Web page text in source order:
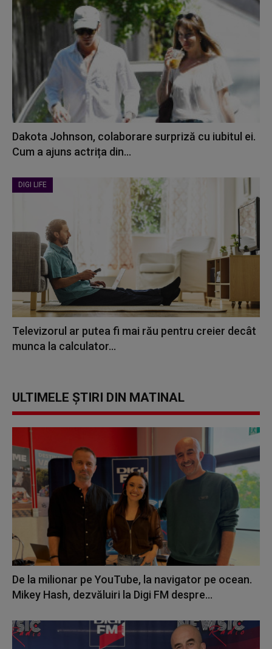
Dakota Johnson, colaborare surpriză cu iubitul ei.
Cum a ajuns actrița din...
DIGI LIFE
Televizorul ar putea fi mai rău pentru creier decât
munca la calculator...
ULTIMELE ȘTIRI DIN MATINAL
De la milionar pe YouTube, la navigator pe ocean.
Mikey Hash, dezvăluiri la Digi FM despre...